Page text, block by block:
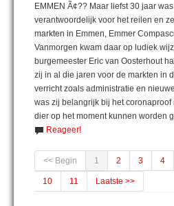
EMMEN Ã¢?? Maar liefst 30 jaar
verantwoordelijk voor het reilen en
markten in Emmen, Emmer
Vanmorgen kwam daar op ludiek
burgemeester Eric van Oosterhout
zij in al die jaren voor de markten in
verricht zoals administratie en
was zij belangrijk bij het
dier op het moment kunnen worden
Reageer!
<< Begin 1 2 3 4
10 11 Laatste >>